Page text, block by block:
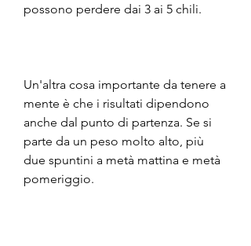
possono perdere dai 3 ai 5 chili.
Un'altra cosa importante da tenere a
mente è che i risultati dipendono
anche dal punto di partenza. Se si
parte da un peso molto alto, più
due spuntini a metà mattina e metà
pomeriggio.